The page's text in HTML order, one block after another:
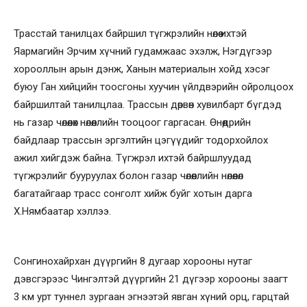
Трасстай танилцах байршил түгжрэлийн нөлөө ихтэй
Яармагийн Эрчим хүчний гудамжаас эхэлж, Нэгдүгээр
хорооллын арын дэнж, Ханын материалын хойд хэсэг
буюу Ган хийцийн тоосгоны хуучин үйлдвэрийн ойролцоох
байршилтай танилцлаа. Трассын дөрвөн хувилбарт бүгдэд
нь газар чөлөөлөх нөлөөллийн тооцоог гаргасан. Өнөөдрийн
байдлаар трассын эргэлтийн цэгүүдийг тодорхойлох
ажил хийгдэж байна. Түгжрэл ихтэй байршлуудад
түгжрэлийг бууруулах болон газар чөлөөллийн нөлөөлөл
багатайгаар трасс сонголт хийж буйг хотын дарга
Х.Нямбаатар хэллээ.
Сонгинохайрхан дүүргийн 8 дугаар хорооны нутаг
дэвсгэрээс Чингэлтэй дүүргийн 21 дүгээр хорооны заагт
3 км урт туннел зургаан эгнээтэй явган хүний орц, гарцтай